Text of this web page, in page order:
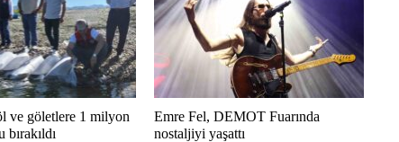
ve göletlere 1 milyon
bırakıldı
Emre Fel, DEMOT Fuarında
nostaljiyi yaşattı